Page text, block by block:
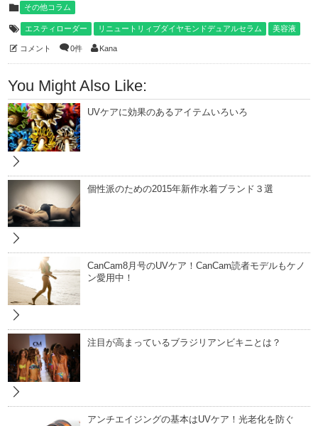
その他コラム
エスティローダー リニュートリィブダイヤモンドデュアルセラム 美容液
コメント 0件 Kana
You Might Also Like:
UVケアに効果のあるアイテムいろいろ
個性派のための2015年新作水着ブランド３選
CanCam8月号のUVケア！CanCam読者モデルもケノ
ン愛用中！
注目が高まっているブラジリアンビキニとは？
アンチエイジングの基本はUVケア！光老化を防ぐ